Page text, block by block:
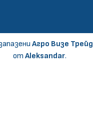
Агро Визе Трейд
от Aleksandar.